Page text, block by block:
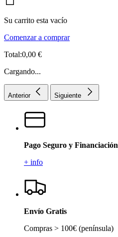
Su carrito esta vacío
Comenzar a comprar
Total:0,00 €
Cargando...
Anterior Siguiente
Pago Seguro y Financiación
+ info
Envío Gratis
Compras > 100€ (península)